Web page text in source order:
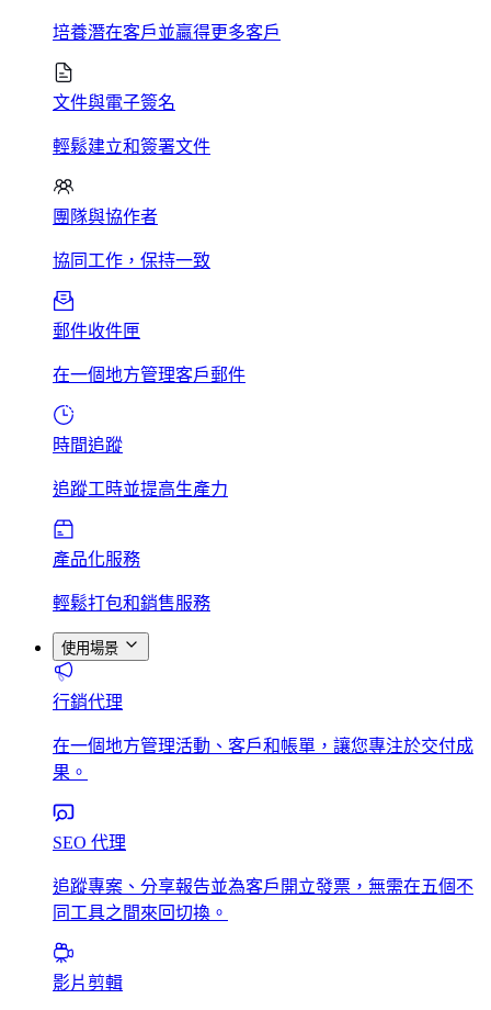
培養潛在客戶並贏得更多客戶
文件與電子簽名
輕鬆建立和簽署文件
團隊與協作者
協同工作，保持一致
郵件收件匣
在一個地方管理客戶郵件
時間追蹤
追蹤工時並提高生產力
產品化服務
輕鬆打包和銷售服務
使用場景
行銷代理
在一個地方管理活動、客戶和帳單，讓您專注於交付成
果。
SEO 代理
追蹤專案、分享報告並為客戶開立發票，無需在五個不
同工具之間來回切換。
影片剪輯